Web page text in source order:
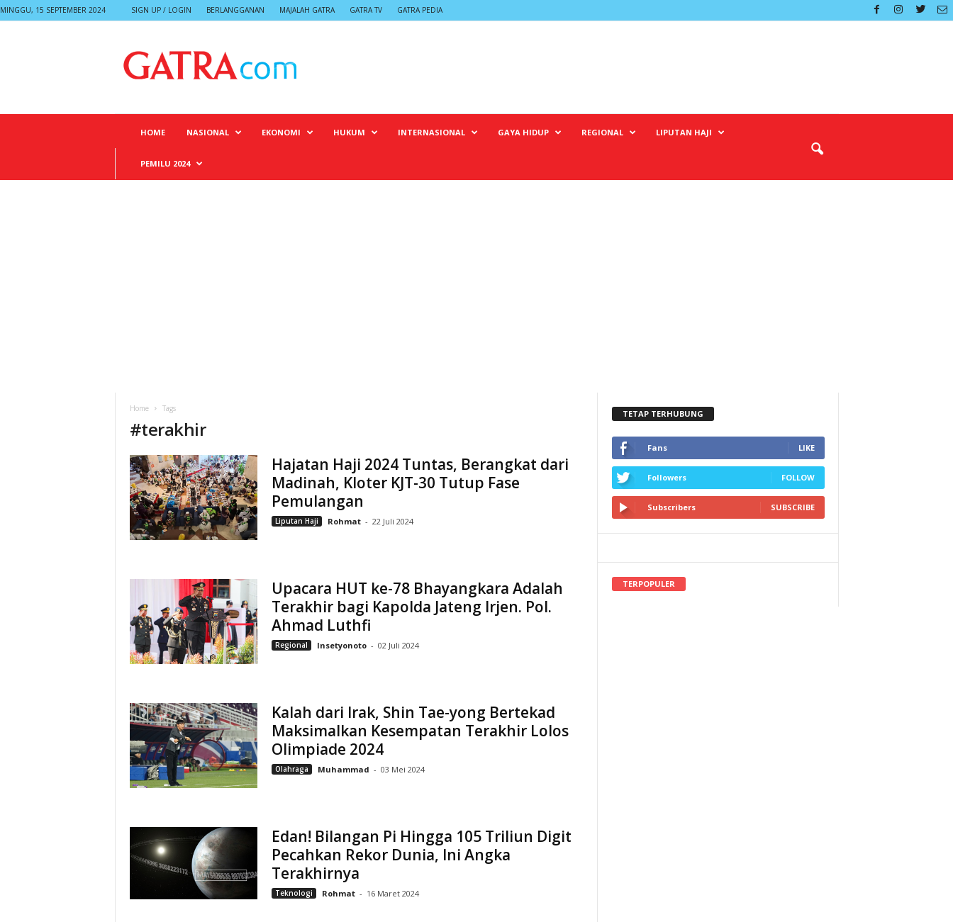
MINGGU, 15 SEPTEMBER 2024 SIGN UP / LOGIN BERLANGGANAN MAJALAH GATRA GATRA TV GATRA PEDIA
HOME NASIONAL EKONOMI HUKUM INTERNASIONAL GAYA HIDUP REGIONAL LIPUTAN HAJI
PEMILU 2024
Home Tags
#terakhir
Hajatan Haji 2024 Tuntas, Berangkat dari
Madinah, Kloter KJT-30 Tutup Fase
Pemulangan
Liputan Haji Rohmat - 22 Juli 2024
Upacara HUT ke-78 Bhayangkara Adalah
Terakhir bagi Kapolda Jateng Irjen. Pol.
Ahmad Luthfi
Regional Insetyonoto - 02 Juli 2024
Kalah dari Irak, Shin Tae-yong Bertekad
Maksimalkan Kesempatan Terakhir Lolos
Olimpiade 2024
Olahraga Muhammad - 03 Mei 2024
Edan! Bilangan Pi Hingga 105 Triliun Digit
Pecahkan Rekor Dunia, Ini Angka
Terakhirnya
Teknologi Rohmat - 16 Maret 2024
TETAP TERHUBUNG
Fans LIKE
Followers FOLLOW
Subscribers SUBSCRIBE
TERPOPULER